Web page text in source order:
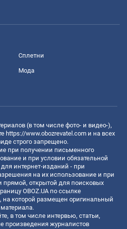
Сплетни
Мода
(в том числе фото- и видео-),
https://www.obozrevatel.com и на всех
строго запрещено.
при получении письменного
и при условии обязательной
интернет-изданий - при
на их использование и при
открытой для поисковых
OBOZ.UA по ссылке
, на которой размещен оригинальный
в том числе интервью, статьи,
произведения журналистов